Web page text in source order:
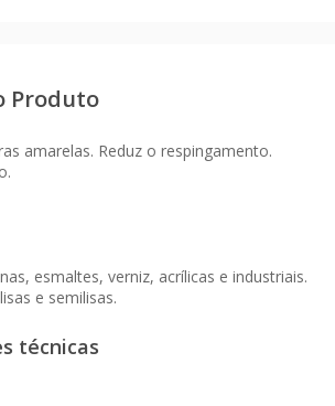
Produto
amarelas. Reduz o respingamento.
esmaltes, verniz, acrílicas e industriais.
e semilisas.
técnicas